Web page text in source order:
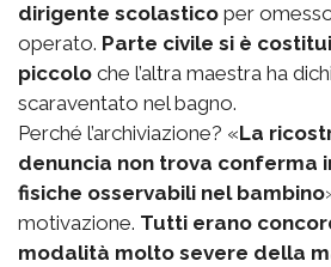
dirigente scolastico per
operato. Parte civile si è
piccolo che l’altra maestra ha
scaraventato nel bagno.
Perché l’archiviazione? «La
denuncia non trova conferma
fisiche osservabili nel bambino
motivazione. Tutti erano
modalità molto severe della